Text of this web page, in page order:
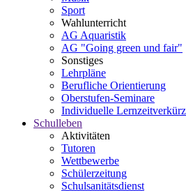
Sport
Wahlunterricht
AG Aquaristik
AG "Going green und fair"
Sonstiges
Lehrpläne
Berufliche Orientierung
Oberstufen-Seminare
Individuelle
Schulleben
Aktivitäten
Tutoren
Wettbewerbe
Schülerzeitung
Schulsanitätsdienst